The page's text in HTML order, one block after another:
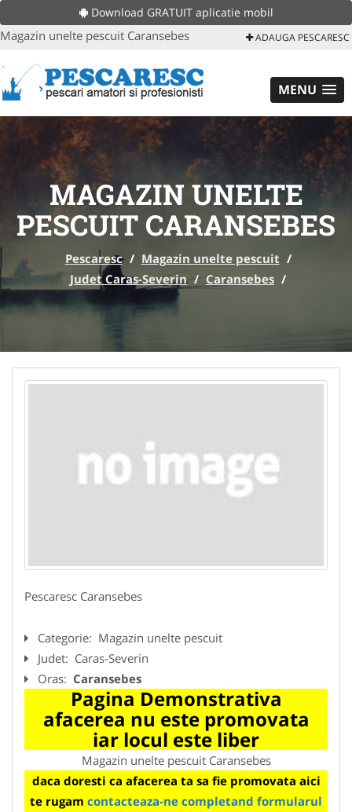
Download GRATUIT aplicatie mobil
Magazin unelte pescuit Caransebes ADAUGA PESCARESC
MENU
MAGAZIN UNELTE
PESCUIT CARANSEBES
Pescaresc / Magazin unelte pescuit /
Judet Caras-Severin / Caransebes /
Pescaresc Caransebes
Categorie: Magazin unelte pescuit
Judet: Caras-Severin
Oras: Caransebes
Pagina Demonstrativa
afacerea nu este promovata
iar locul este liber
Magazin unelte pescuit Caransebes
daca doresti ca afacerea ta sa fie promovata aici
te rugam contacteaza-ne completand formularul